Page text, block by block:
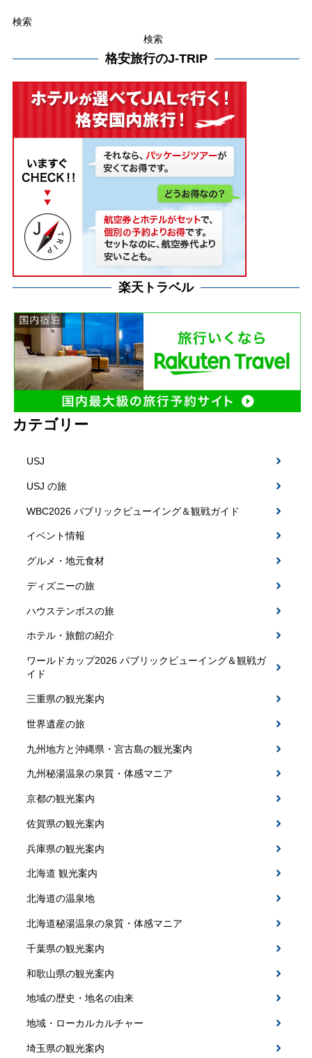
検索
検索
格安旅行のJ-TRIP
楽天トラベル
カテゴリー
USJ
USJ の旅
WBC2026 パブリックビューイング＆観戦ガイド
イベント情報
グルメ・地元食材
ディズニーの旅
ハウステンボスの旅
ホテル・旅館の紹介
ワールドカップ2026 パブリックビューイング＆観戦ガ
イド
三重県の観光案内
世界遺産の旅
九州地方と沖縄県・宮古島の観光案内
九州秘湯温泉の泉質・体感マニア
京都の観光案内
佐賀県の観光案内
兵庫県の観光案内
北海道 観光案内
北海道の温泉地
北海道秘湯温泉の泉質・体感マニア
千葉県の観光案内
和歌山県の観光案内
地域の歴史・地名の由来
地域・ローカルカルチャー
埼玉県の観光案内